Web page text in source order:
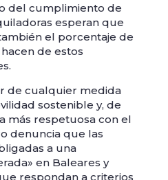
del cumplimiento de
esperan que
el porcentaje de
de estos
de cualquier medida
sostenible y, de
más respetuosa con el
denuncia que las
a una
en Baleares y
respondan a criterios